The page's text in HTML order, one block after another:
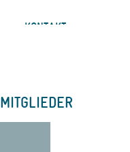
KONTAKT
MITGLIEDER